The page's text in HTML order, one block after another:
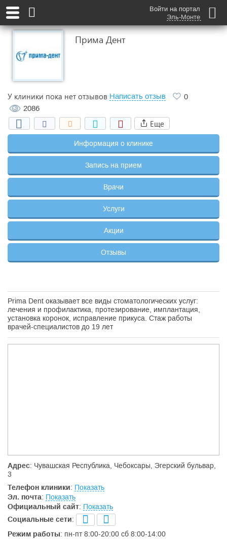
Войти на портал
Эль-Монте
Прима Дент
У клиники пока нет отзывов Написать отзыв
0
2086
Еще
Информация о клинике
Запись на прием
Врачи
Услуги
Акции
Отзывы
Prima Dent оказывает все виды стоматологических услуг:
лечения и профилактика, протезирование, имплантация,
установка коронок, исправление прикуса. Стаж работы
врачей-специалистов до 19 лет
Адрес: Чувашская Республика, Чебоксары, Эгерский бульвар,
3
Телефон клиники: Показать
Эл. почта: Показать
Официальный сайт: Показать
Социальные сети:
Режим работы: пн-пт 8:00-20:00 сб 8:00-14:00